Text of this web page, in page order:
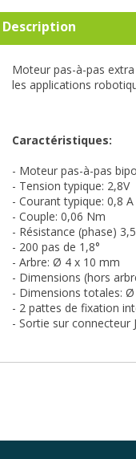
Description
Moteur pas-à-pas
les applications
Caractéristiques:
- Moteur pas-à-pas
- Tension typique: 2,8V
- Courant typique: 0,8 A
- Couple: 0,06 Nm
- Résistance (phase)
- 200 pas de 1,8°
- Arbre: Ø 4 x 10 mm
- Dimensions (hors
- Dimensions totales:
- 2 pattes de fixation
- Sortie sur connecteur